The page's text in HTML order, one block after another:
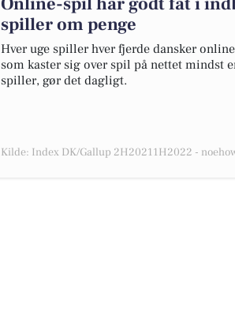
spiller om penge
Hver uge spiller hver fjerde dansker
som kaster sig over spil på nettet mindst
spiller, gør det dagligt.
Kilde: Index DK/Gallup 2H20211H2022 -